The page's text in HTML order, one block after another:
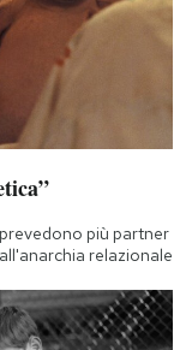
più partner
relazionale